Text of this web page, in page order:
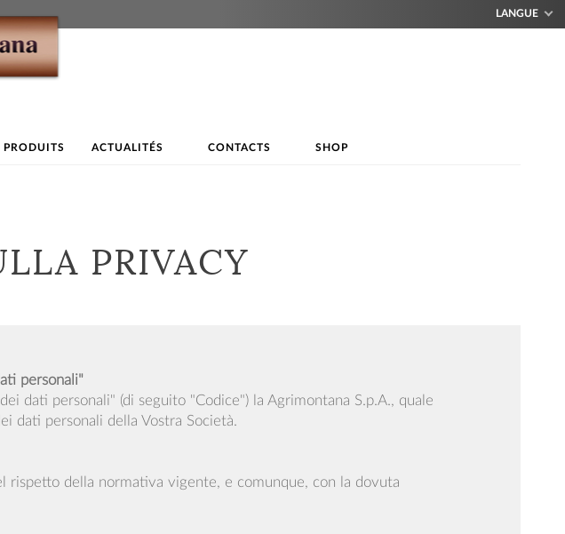
LANGUE
PRODUITS ACTUALITÉS CONTACTS SHOP
PRIVACY
personali"
dati personali" (di seguito "Codice") la Agrimontana S.p.A., quale
dati personali della Vostra Società.
rispetto della normativa vigente, e comunque, con la dovuta